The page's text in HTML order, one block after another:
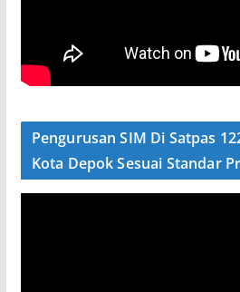
Pengurusan SIM Di Satpas
Kota Depok Sesuai Standar